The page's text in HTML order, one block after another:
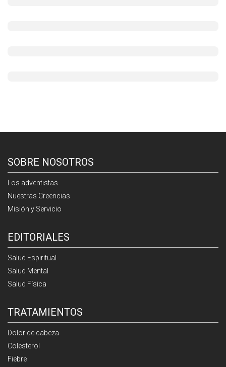
SOBRE NOSOTROS
Los adventistas
Nuestras Creencias
Misión y Servicio
EDITORIALES
Salud Espiritual
Salud Mental
Salud Física
TRATAMIENTOS
Dolor de cabeza
Colesterol
Fiebre